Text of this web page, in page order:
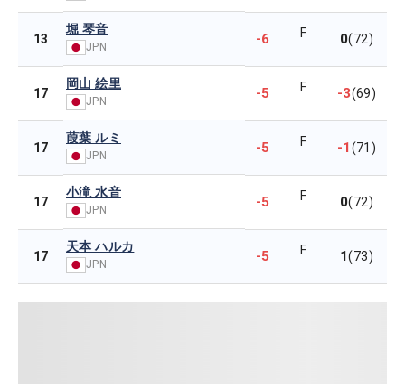
13
堀 琴音
JPN -6 F 0(72)
17
岡山 絵里
JPN -5 F -3(69)
17
葭葉 ルミ
JPN -5 F -1(71)
17
小滝 水音
JPN -5 F 0(72)
17
天本 ハルカ
JPN -5 F 1(73)